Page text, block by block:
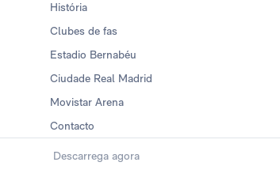
História
Clubes de fas
Estadio Bernabéu
Ciudade Real Madrid
Movistar Arena
Contacto
Descarrega agora